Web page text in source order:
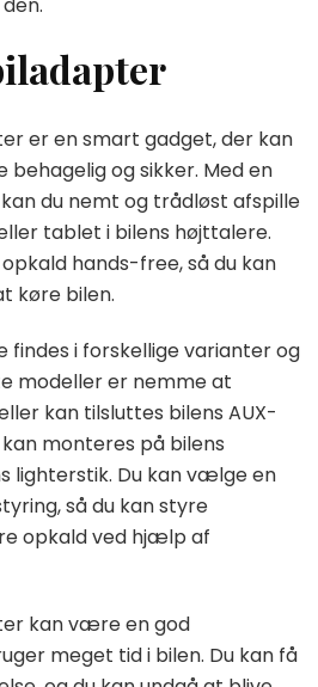
er en smart gadget, der kan
og sikker. Med en
du nemt og trådløst afspille
tablet i bilens højttalere.
hands-free, så du kan
køre bilen.
findes i forskellige varianter og
modeller er nemme at
kan tilsluttes bilens AUX-
monteres på bilens
lighterstik. Du kan vælge en
så du kan styre
opkald ved hjælp af
kan være en god
meget tid i bilen. Du kan få